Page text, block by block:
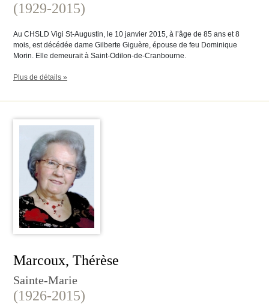
(1929-2015)
Au CHSLD Vigi St-Augustin, le 10 janvier 2015, à l’âge de 85 ans et 8
mois, est décédée dame Gilberte Giguère, épouse de feu Dominique
Morin. Elle demeurait à Saint-Odilon-de-Cranbourne.
Plus de détails »
Marcoux, Thérèse
Sainte-Marie
(1926-2015)